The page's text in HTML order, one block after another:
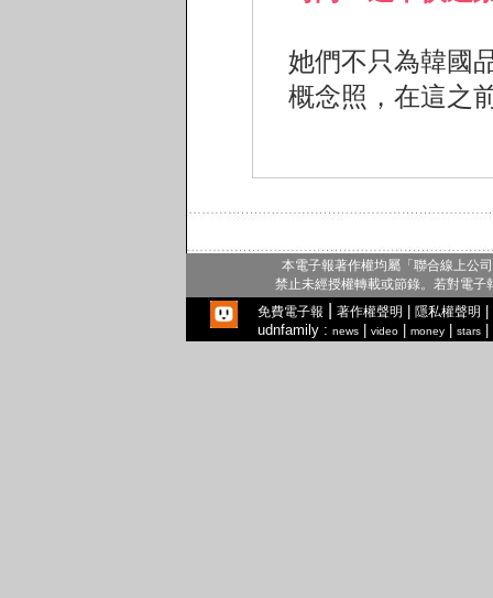
她們不只為韓國
概念照，在這之
本電子報著作權均屬「聯合線上公
禁止未經授權轉載或節錄。若對電
免費電子報
著作權聲明 隱私權聲明
udnfamily : news video money stars